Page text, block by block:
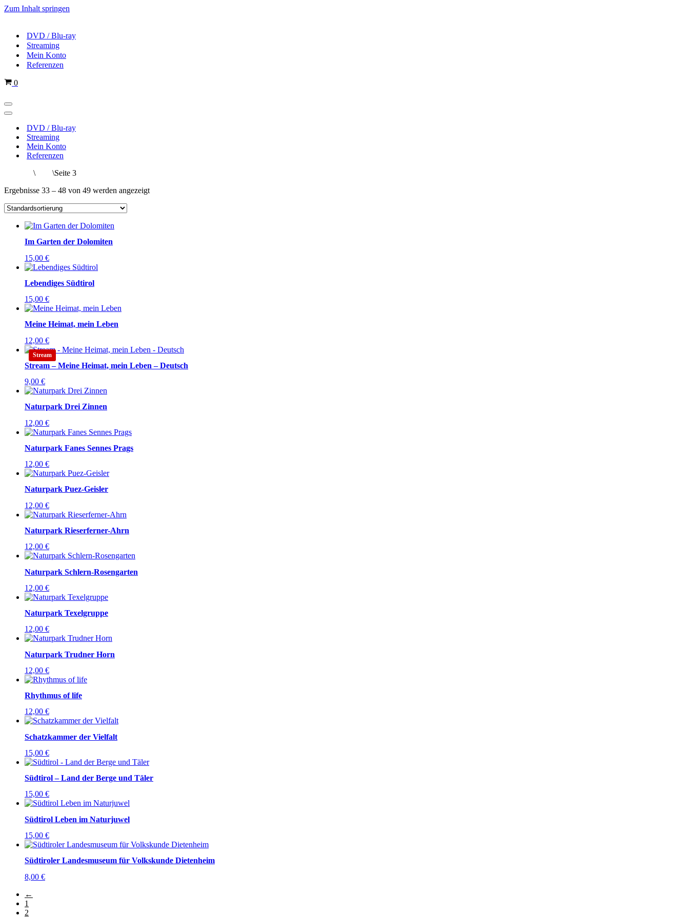
Zum Inhalt springen
DVD / Blu-ray
Streaming
Mein Konto
Referenzen
Warenkorb
0
Navigations-
Menü
Navigations-
DVD / Blu-ray
Streaming
Mein Konto
Referenzen
\ \Seite 3
Ergebnisse 33 – 48 von 49 werden angezeigt
Im Garten der Dolomiten
15,00 €
Lebendiges Südtirol
15,00 €
Meine Heimat, mein Leben
12,00 €
Stream
Stream – Meine Heimat, mein Leben – Deutsch
9,00 €
Naturpark Drei Zinnen
12,00 €
Naturpark Fanes Sennes Prags
12,00 €
Naturpark Puez-Geisler
12,00 €
Naturpark Rieserferner-Ahrn
12,00 €
Naturpark Schlern-Rosengarten
12,00 €
Naturpark Texelgruppe
12,00 €
Naturpark Trudner Horn
12,00 €
Rhythmus of life
12,00 €
Schatzkammer der Vielfalt
15,00 €
Südtirol – Land der Berge und Täler
15,00 €
Südtirol Leben im Naturjuwel
15,00 €
Südtiroler Landesmuseum für Volkskunde Dietenheim
8,00 €
←
1
2